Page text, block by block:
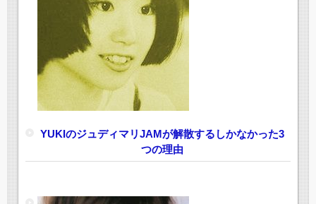
YUKIのジュディマリJAMが解散するしかなかった3
つの理由